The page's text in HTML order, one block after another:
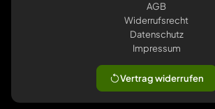
AGB
Widerrufsrecht
Datenschutz
Impressum
Vertrag widerrufen